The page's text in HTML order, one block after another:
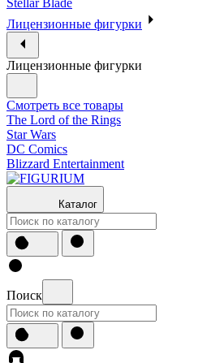
Stellar Blade
Лицензионные фигурки
Лицензионные фигурки
Смотреть все товары
The Lord of the Rings
Star Wars
DC Comics
Blizzard Entertainment
Каталог
Поиск